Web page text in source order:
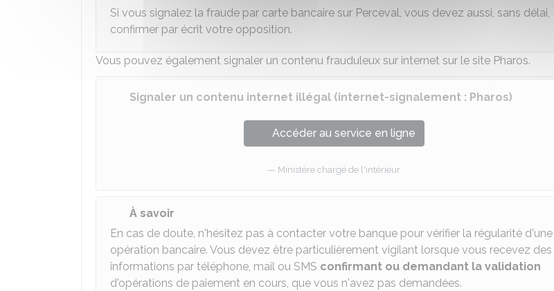
Si vous signalez la fraude par carte bancaire sur Perceval, vous devez aussi, sans délai,
confirmer par écrit votre opposition.
Vous pouvez également signaler un contenu frauduleux sur internet sur le site Pharos.
Signaler un contenu internet illégal (internet-signalement : Pharos)
Accéder au service en ligne
Ministère chargé de l'intérieur
À savoir
En cas de doute, n'hésitez pas à contacter votre banque pour vérifier la régularité d'une
opération bancaire. Vous devez être particulièrement vigilant lorsque vous recevez des
informations par téléphone, mail ou SMS confirmant ou demandant la validation
d'opérations de paiement en cours, que vous n'avez pas demandées.